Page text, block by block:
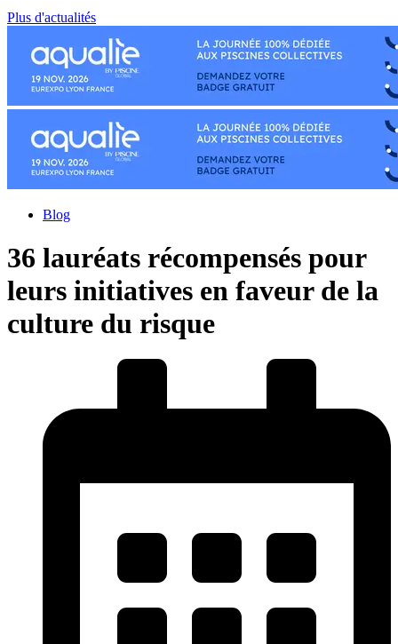
Plus d'actualités
Blog
36 lauréats récompensés pour
leurs initiatives en faveur de la
culture du risque